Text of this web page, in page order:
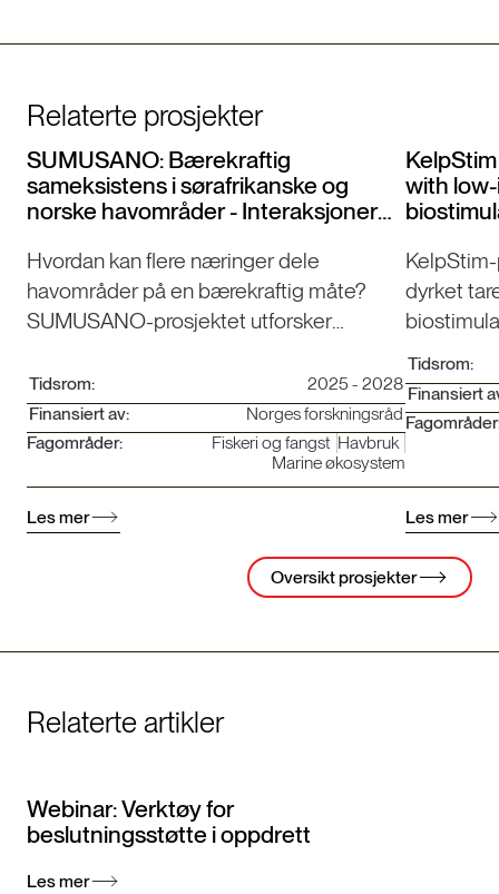
Relaterte prosjekter
SUMUSANO: Bærekraftig
sameksistens i sørafrikanske og
norske havområder - Interaksjoner
akvakulturressurser
Hvordan kan flere næringer dele
havområder på en bærekraftig måte?
SUMUSANO-prosjektet utforsker
Norge og Sør-Afrika.
Tidsrom:
2025 - 2028
Finansiert av:
Norges forskningsråd
Fagområder:
Fiskeri og fangst Havbruk
Marine økosystem
Les mer
with
dyrket
Tidsrom:
Finansiert
Les mer
Oversikt prosjekter
Relaterte artikler
Webinar: Verktøy for
beslutningsstøtte i oppdrett
Les mer